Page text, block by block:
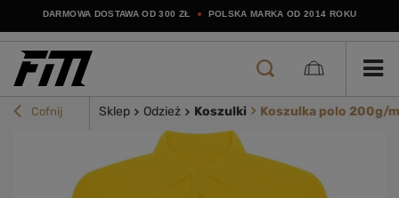
DARMOWA DOSTAWA OD 300 ZŁ POLSKA MARKA OD 2014 ROKU
Cofnij Sklep Odzież Koszulki Koszulka polo 200g/